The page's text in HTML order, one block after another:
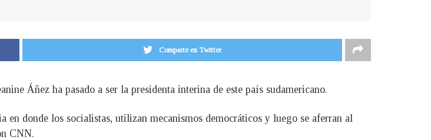
Comparte en Twitter
Áñez ha pasado a ser la presidenta interina de este país sudamericano.
en donde los socialistas, utilizan mecanismos democráticos y luego se aferran al
CNN.